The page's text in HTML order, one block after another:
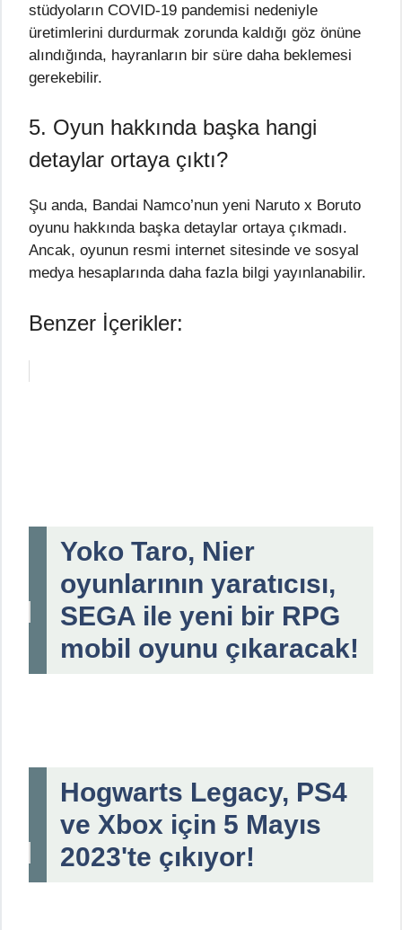
stüdyoların COVID-19 pandemisi nedeniyle
üretimlerini durdurmak zorunda kaldığı göz önüne
alındığında, hayranların bir süre daha beklemesi
gerekebilir.
5. Oyun hakkında başka hangi
detaylar ortaya çıktı?
Şu anda, Bandai Namco’nun yeni Naruto x Boruto
oyunu hakkında başka detaylar ortaya çıkmadı.
Ancak, oyunun resmi internet sitesinde ve sosyal
medya hesaplarında daha fazla bilgi yayınlanabilir.
Benzer İçerikler:
Yoko Taro, Nier
oyunlarının yaratıcısı,
SEGA ile yeni bir RPG
mobil oyunu çıkaracak!
Hogwarts Legacy, PS4
ve Xbox için 5 Mayıs
2023'te çıkıyor!